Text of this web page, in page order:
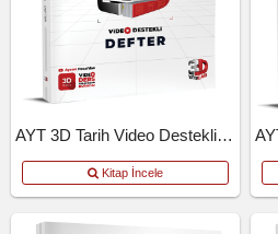
AYT 3D Tarih Video Destekli Defter
Kitap İncele